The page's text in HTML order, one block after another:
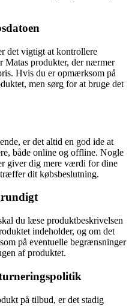
det vigtigt at kontrollere
Matas produkter, der nærmer
Hvis du er opmærksom på
men sørg for at bruge det
er det altid en god ide at
både online og offline. Nogle
giver dig mere værdi for dine
dit købsbeslutning.
du læse produktbeskrivelsen
indeholder, og om det
på eventuelle begrænsninger
af produktet.
på tilbud, er det stadig